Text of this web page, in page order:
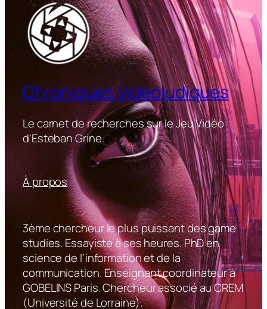
Chroniques Vidéoludiques
Le carnet de recherches sur le Jeu Vidéo
d'Esteban Grine.
À propos
3ème chercheur le plus puissant des game
studies. Essayiste à ses heures. PhD en
science de l’information et de la
communication. Enseignant coordinateur à
GOBELINS Paris. Chercheur associé au CREM
(Université de Lorraine).